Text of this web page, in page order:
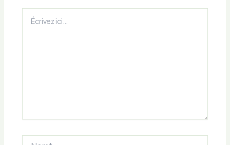
ici…